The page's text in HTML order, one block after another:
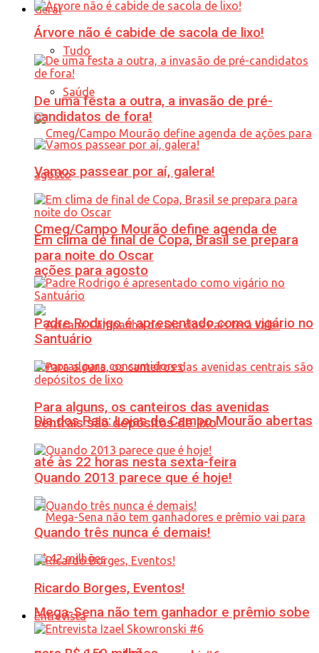
Geral
Tudo
Saúde
Cmeg/Campo Mourão define agenda de
ações para agosto
Dia dos Pais: Lojas de Campo Mourão abertas
até às 22 horas nesta sexta-feira
Mega-Sena não tem ganhador e prêmio sobe
Árvore não é cabide de sacola de lixo!
De uma festa a outra, a invasão de pré-
candidatos de fora!
Vamos passear por aí, galera!
Em clima de final de Copa, Brasil se prepara
para noite do Oscar
Padre Rodrigo é apresentado como vigário no
Santuário
Para alguns, os canteiros das avenidas
centrais são depósitos de lixo
Quando 2013 parece que é hoje!
Quando três nunca é demais!
Ricardo Borges, Eventos!
Entrevista